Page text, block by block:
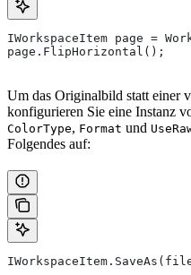
IWorkspaceItem page =
page.FlipHorizontal();
Um das Originalbild statt einer
konfigurieren Sie eine Instanz
ColorType, Format und
Folgendes auf: